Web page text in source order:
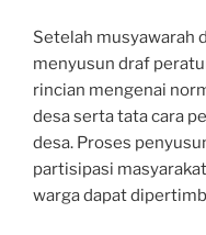
Setelah musyawarah
menyusun draf
rincian mengenai
desa serta tata cara
desa. Proses
partisipasi
warga dapat